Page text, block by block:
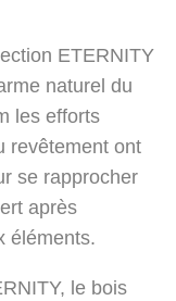
ETERNITY
naturel du
les efforts
revêtement ont
se rapprocher
après
éléments.
le bois